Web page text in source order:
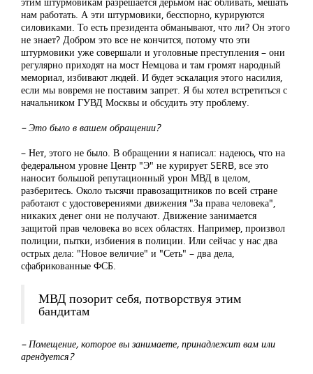
нам работать. А эти штурмовики, бесспорно, курируются
силовиками. То есть президента обманывают, что ли? Он этого
не знает? Добром это все не кончится, потому что эти
штурмовики уже совершали и уголовные преступления – они
регулярно приходят на мост Немцова и там громят народный
мемориал, избивают людей. И будет эскалация этого насилия,
если мы вовремя не поставим запрет. Я бы хотел встретиться с
начальником ГУВД Москвы и обсудить эту проблему.
– Это было в вашем обращении?
– Нет, этого не было. В обращении я написал: надеюсь, что на
федеральном уровне Центр "Э" не курирует SERB, все это
наносит большой репутационный урон МВД в целом,
разберитесь. Около тысячи правозащитников по всей стране
работают с удостоверениями движения "За права человека",
никаких денег они не получают. Движение занимается
защитой прав человека во всех областях. Например, произвол
полиции, пытки, избиения в полиции. Или сейчас у нас два
острых дела: "Новое величие" и "Сеть" – два дела,
сфабрикованные ФСБ.
МВД позорит себя, потворствуя этим
бандитам
– Помещение, которое вы занимаете, принадлежит вам или
арендуется?